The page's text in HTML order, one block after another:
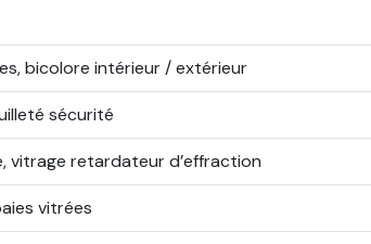
bicolore intérieur / extérieur
sécurité
vitrage retardateur d’effraction
vitrées